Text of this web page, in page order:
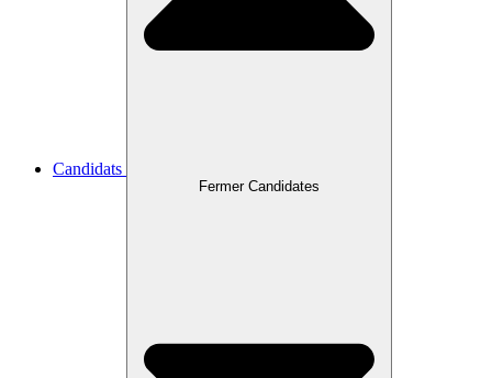
Candidats
Fermer Candidates